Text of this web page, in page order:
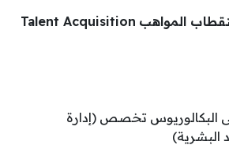
المواهب Talent Acquisition
البكالوريوس تخصص (إدارة
البشرية)